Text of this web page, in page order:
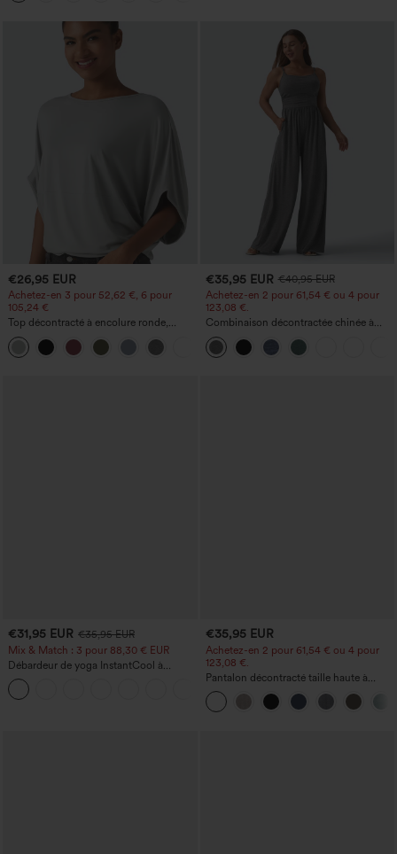
€26,95 EUR
Achetez-en 3 pour 52,62 €, 6 pour
105,24 €
Top décontracté à encolure ronde,
manches chauve-souris et coupe ample
+1
€35,95 EUR €40,95 EUR
Achetez-en 2 pour 61,54 € ou 4 pour
123,08 €.
Combinaison décontractée chinée à
bretelles réglables, fronces et jambes
larges, avec poches — facile comme
tout
€31,95 EUR €35,95 EUR
Mix & Match : 3 pour 88,30 € EUR
Débardeur de yoga InstantCool à
encolure en U et ourlet arrondi –
UPF50+
€35,95 EUR
Achetez-en 2 pour 61,54 € ou 4 pour
123,08 €.
Pantalon décontracté taille haute à
jambe droite, effet lin, avec poches